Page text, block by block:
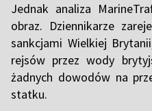
Jednak analiza
obraz. Dziennikarze
sankcjami Wielkiej
rejsów przez wody
żadnych dowodów na
statku.